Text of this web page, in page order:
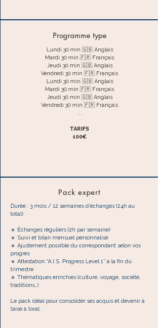
Programme type
Lundi 30 min 🇬🇧 Anglais
Mardi 30 min 🇫🇷 Français
Jeudi 30 min 🇬🇧 Anglais
Vendredi 30 min 🇫🇷 Français
Lundi 30 min 🇬🇧 Anglais
Mardi 30 min 🇫🇷 Français
Jeudi 30 min 🇬🇧 Anglais
Vendredi 30 min 🇫🇷 Français
...
TARIFS
100€
Pack expert
Durée : 3 mois / 12 semaines d’échanges (24h au
total)
🔹 Échanges réguliers (2h par semaine)
🔹 Suivi et bilan mensuel personnalisé
🔹 Ajustement possible du correspondant selon vos
progrès
🔹 Attestation “A.I.S. Progress Level 1” à la fin du
trimestre
🔹 Thématiques enrichies (culture, voyage, société,
traditions…)
Le pack idéal pour consolider ses acquis et devenir à
l’aise à l’oral.